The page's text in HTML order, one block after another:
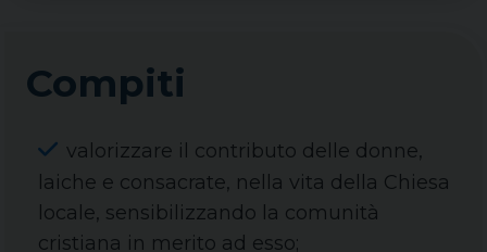
Compiti
valorizzare il contributo delle donne,
laiche e consacrate, nella vita della Chiesa
locale, sensibilizzando la comunità
cristiana in merito ad esso;